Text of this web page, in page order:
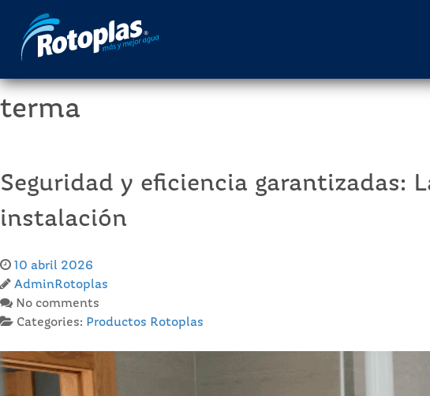
terma
Seguridad y eficiencia
instalación
10 abril 2026
AdminRotoplas
No comments
Categories: Productos Rotoplas